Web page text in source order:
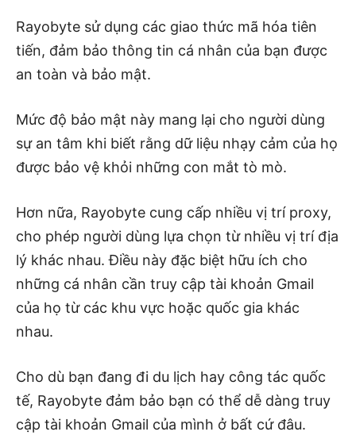
Rayobyte sử dụng các giao thức mã hóa tiên
tiến, đảm bảo thông tin cá nhân của bạn được
an toàn và bảo mật.
Mức độ bảo mật này mang lại cho người dùng
sự an tâm khi biết rằng dữ liệu nhạy cảm của họ
được bảo vệ khỏi những con mắt tò mò.
Hơn nữa, Rayobyte cung cấp nhiều vị trí proxy,
cho phép người dùng lựa chọn từ nhiều vị trí địa
lý khác nhau. Điều này đặc biệt hữu ích cho
những cá nhân cần truy cập tài khoản Gmail
của họ từ các khu vực hoặc quốc gia khác
nhau.
Cho dù bạn đang đi du lịch hay công tác quốc
tế, Rayobyte đảm bảo bạn có thể dễ dàng truy
cập tài khoản Gmail của mình ở bất cứ đâu.